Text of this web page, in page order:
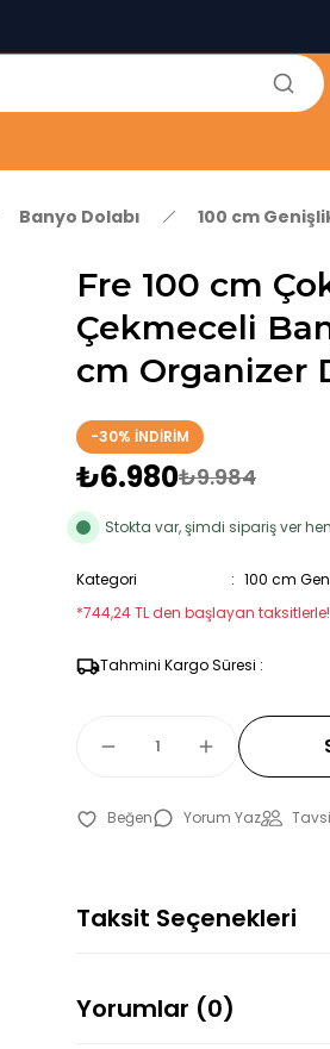
100 cm'e kadar Genişliğe Sahip
ile Uzun Ömürlü ve Kolay Kullanım
alışveriş ve satış sonrası destek
Banyo Dolabı 100 cm
Fre 100 cm
Çekmeceli
cm Organizer
-30% İNDİRİM
₺6.980₺9.984
Stokta var, şimdi sipariş ver
Kategori
100 cm
*744,24 TL den başlayan
Tahmini Kargo Süresi :
Yorum Yaz
Taksit Seçenekleri
Yorumlar (0)